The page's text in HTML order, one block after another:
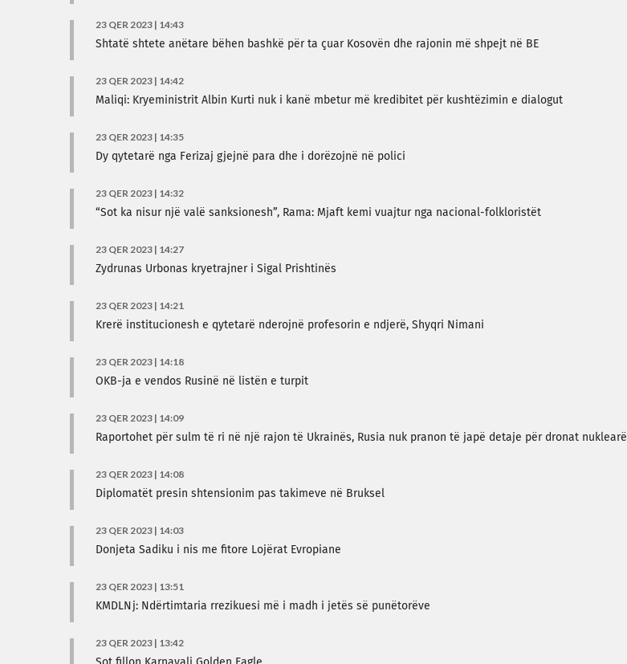
23 QER 2023 | 14:43
Shtatë shtete anëtare bëhen bashkë për ta çuar Kosovën dhe rajonin më shpejt në BE
23 QER 2023 | 14:42
Maliqi: Kryeministrit Albin Kurti nuk i kanë mbetur më kredibitet për kushtëzimin e dialogut
23 QER 2023 | 14:35
Dy qytetarë nga Ferizaj gjejnë para dhe i dorëzojnë në polici
23 QER 2023 | 14:32
“Sot ka nisur një valë sanksionesh”, Rama: Mjaft kemi vuajtur nga nacional-folkloristët
23 QER 2023 | 14:27
Zydrunas Urbonas kryetrajner i Sigal Prishtinës
23 QER 2023 | 14:21
Krerë institucionesh e qytetarë nderojnë profesorin e ndjerë, Shyqri Nimani
23 QER 2023 | 14:18
OKB-ja e vendos Rusinë në listën e turpit
23 QER 2023 | 14:09
Raportohet për sulm të ri në një rajon të Ukrainës, Rusia nuk pranon të japë detaje për dronat nuklearë
23 QER 2023 | 14:08
Diplomatët presin shtensionim pas takimeve në Bruksel
23 QER 2023 | 14:03
Donjeta Sadiku i nis me fitore Lojërat Evropiane
23 QER 2023 | 13:51
KMDLNj: Ndërtimtaria rrezikuesi më i madh i jetës së punëtorëve
23 QER 2023 | 13:42